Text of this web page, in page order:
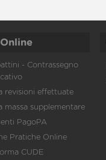
- Contrassegno
revisioni effettuate
massa supplementare
PagoPA
Pratiche Online
CUDE